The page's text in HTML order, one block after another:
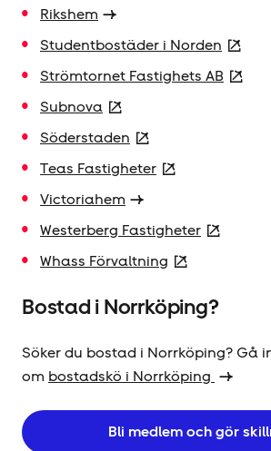
Rikshem
Studentbostäder i Norden
Strömtornet Fastighets AB
Subnova
Söderstaden
Teas Fastigheter
Victoriahem
Westerberg Fastigheter
Whass Förvaltning
Bostad i Norrköping?
Söker du bostad i Norrköping? Gå
om bostadskö i Norrköping
Bli medlem och gör